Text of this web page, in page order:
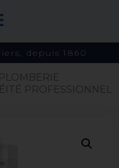
depuis 1860
PLOMBERIE
PROFESSIONNEL